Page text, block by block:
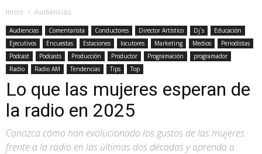
Inicio Audiencias
Audiencias Comentarista Conductores Director Artístico Dj`s
Educación
Ejecutivos
Encuestas Estaciones locutores Marketing Medios
Periodistas
Podcast
Podcasts Producción Productor Programación
programador
Radio
Radio AM Tendencias Tips Top
Lo que las mujeres esperan de
la radio en 2025
Conozca cómo han evolucionado los gustos de las mujeres
frente a la radio en las últimas dos décadas y aprenda a